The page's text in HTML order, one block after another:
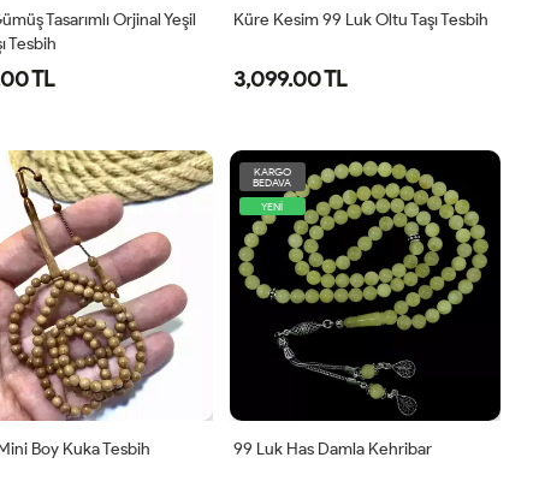
Tasarımlı Orjinal Yeşil
Tesbih
TL
Küre Kesim 99 Luk Oltu Taşı Tesbih
3,099.00 TL
Boy Kuka Tesbih
KARGO
BEDAVA
YENİ
99 Luk Has Damla Kehribar